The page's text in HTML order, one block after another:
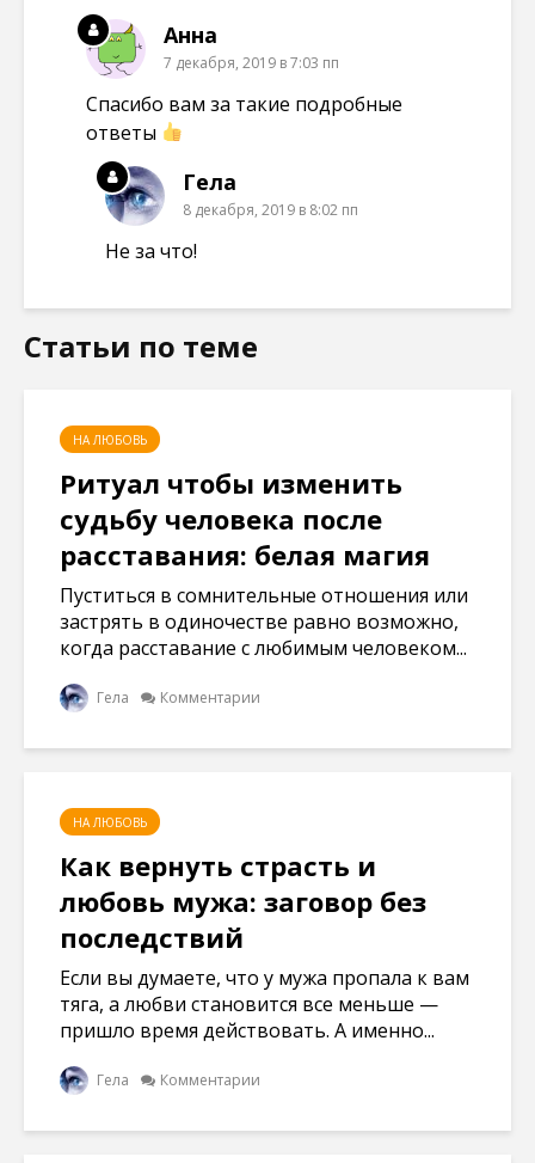
Анна
7 декабря, 2019 в 7:03 пп
Спасибо вам за такие подробные
ответы
Гела
8 декабря, 2019 в 8:02 пп
Не за что!
Статьи по теме
НА ЛЮБОВЬ
Ритуал чтобы изменить
судьбу человека после
расставания: белая магия
Пуститься в сомнительные отношения или
застрять в одиночестве равно возможно,
когда расставание с любимым человеком...
Гела Комментарии
НА ЛЮБОВЬ
Как вернуть страсть и
любовь мужа: заговор без
последствий
Если вы думаете, что у мужа пропала к вам
тяга, а любви становится все меньше —
пришло время действовать. А именно...
Гела Комментарии